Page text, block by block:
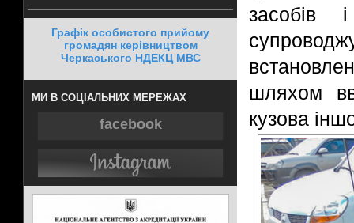
Графік особистого прийому
громадян керівництвом
Черкаського НДЕКЦ МВС
МИ В СОЦІАЛЬНИХ МЕРЕЖАХ
facebook
засобів
шляхом
кузова